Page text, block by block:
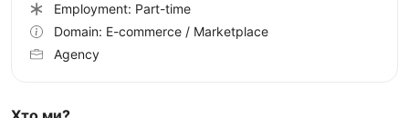
Employment: Part-time
Domain: E-commerce / Marketplace
Agency